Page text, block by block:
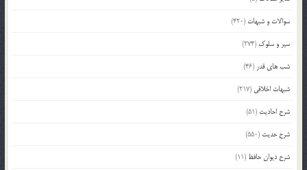
سوالات و شبهات (420)
سیر و سلوک (274)
شب های قدر (46)
شبهات اخلاقی (217)
شرح احادیث (51)
شرح حدیث (550)
شرح دیوان حافظ (11)